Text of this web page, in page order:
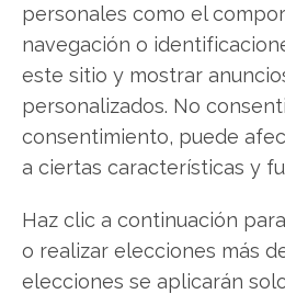
personales como el
navegación o
este sitio y mostrar
personalizados. No
consentimiento, puede
a ciertas características y
Haz clic a continuación
o realizar elecciones más
elecciones se aplicarán
Compartir este artículo
Twitter
Copiar